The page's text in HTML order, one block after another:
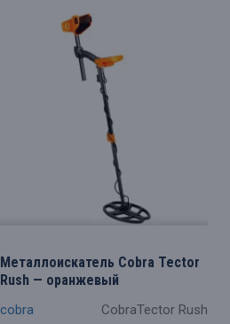
cobra CobraTector Rush
Металлоискатель Cobra Tector
Rush — оранжевый